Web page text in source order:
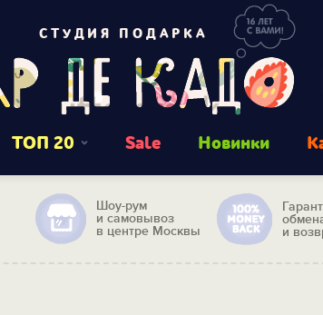
СТУДИЯ ПОДАРКА
ТОП 20 Sale Новинки
Шоу-рум
и самовывоз
в центре Москвы
и